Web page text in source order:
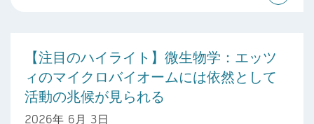
【注目のハイライト】微生物学：エッツ
ィのマイクロバイオームには依然として
活動の兆候が見られる
2026年 6月 3日